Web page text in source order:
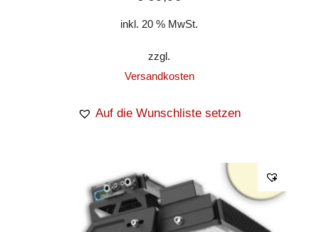
inkl. 20 % MwSt.
zzgl.
Versandkosten
Auf die Wunschliste setzen